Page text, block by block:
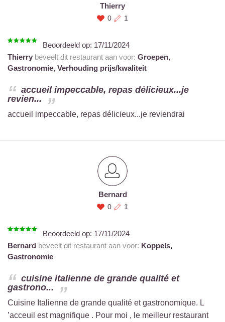
Thierry
0 1
Beoordeeld op: 17/11/2024
Thierry beveelt dit restaurant aan voor: Groepen,
Gastronomie, Verhouding prijs/kwaliteit
accueil impeccable, repas délicieux...je
revien...
accueil impeccable, repas délicieux...je reviendrai
Bernard
0 1
Beoordeeld op: 17/11/2024
Bernard beveelt dit restaurant aan voor: Koppels,
Gastronomie
cuisine italienne de grande qualité et
gastrono...
Cuisine Italienne de grande qualité et gastronomique. L
’acceuil est magnifique . Pour moi , le meilleur restaurant